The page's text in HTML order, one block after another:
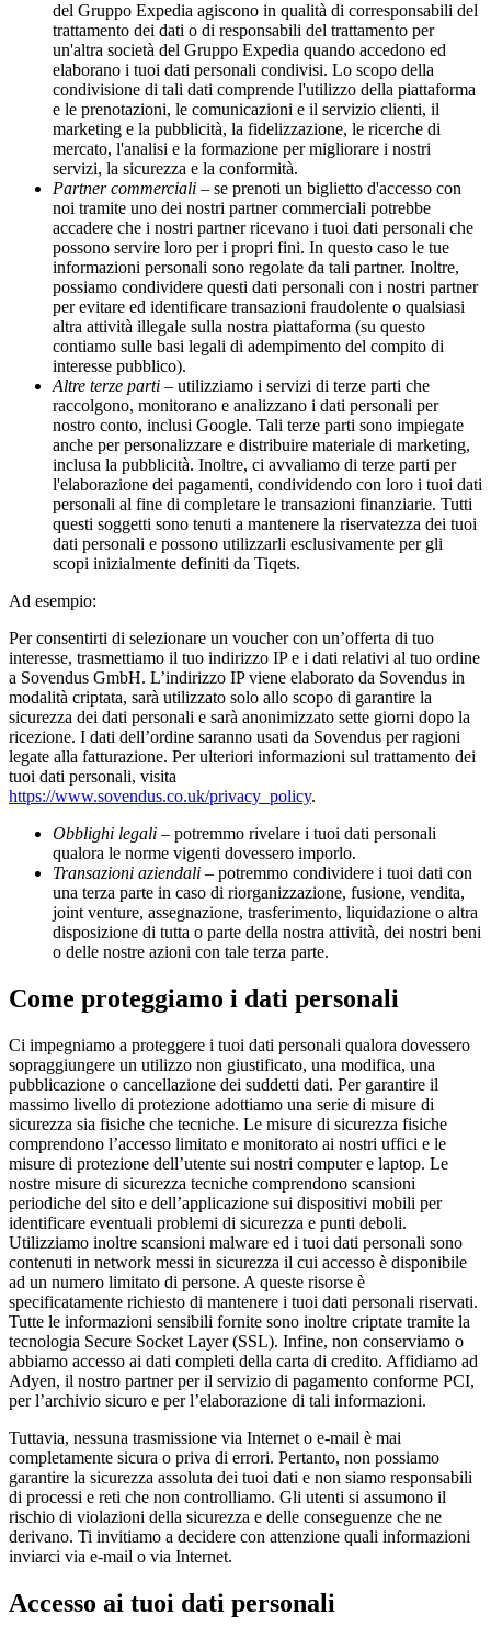
del Gruppo Expedia agiscono in qualità di corresponsabili del
trattamento dei dati o di responsabili del trattamento per
un'altra società del Gruppo Expedia quando accedono ed
elaborano i tuoi dati personali condivisi. Lo scopo della
condivisione di tali dati comprende l'utilizzo della piattaforma
e le prenotazioni, le comunicazioni e il servizio clienti, il
marketing e la pubblicità, la fidelizzazione, le ricerche di
mercato, l'analisi e la formazione per migliorare i nostri
servizi, la sicurezza e la conformità.
Partner commerciali – se prenoti un biglietto d'accesso con
noi tramite uno dei nostri partner commerciali potrebbe
accadere che i nostri partner ricevano i tuoi dati personali che
possono servire loro per i propri fini. In questo caso le tue
informazioni personali sono regolate da tali partner. Inoltre,
possiamo condividere questi dati personali con i nostri partner
per evitare ed identificare transazioni fraudolente o qualsiasi
altra attività illegale sulla nostra piattaforma (su questo
contiamo sulle basi legali di adempimento del compito di
interesse pubblico).
Altre terze parti – utilizziamo i servizi di terze parti che
raccolgono, monitorano e analizzano i dati personali per
nostro conto, inclusi Google. Tali terze parti sono impiegate
anche per personalizzare e distribuire materiale di marketing,
inclusa la pubblicità. Inoltre, ci avvaliamo di terze parti per
l'elaborazione dei pagamenti, condividendo con loro i tuoi dati
personali al fine di completare le transazioni finanziarie. Tutti
questi soggetti sono tenuti a mantenere la riservatezza dei tuoi
dati personali e possono utilizzarli esclusivamente per gli
scopi inizialmente definiti da Tiqets.
Ad esempio:
Per consentirti di selezionare un voucher con un’offerta di tuo
interesse, trasmettiamo il tuo indirizzo IP e i dati relativi al tuo ordine
a Sovendus GmbH. L’indirizzo IP viene elaborato da Sovendus in
modalità criptata, sarà utilizzato solo allo scopo di garantire la
sicurezza dei dati personali e sarà anonimizzato sette giorni dopo la
ricezione. I dati dell’ordine saranno usati da Sovendus per ragioni
legate alla fatturazione. Per ulteriori informazioni sul trattamento dei
tuoi dati personali, visita
https://www.sovendus.co.uk/privacy_policy.
Obblighi legali – potremmo rivelare i tuoi dati personali
qualora le norme vigenti dovessero imporlo.
Transazioni aziendali – potremmo condividere i tuoi dati con
una terza parte in caso di riorganizzazione, fusione, vendita,
joint venture, assegnazione, trasferimento, liquidazione o altra
disposizione di tutta o parte della nostra attività, dei nostri beni
o delle nostre azioni con tale terza parte.
Come proteggiamo i dati personali
Ci impegniamo a proteggere i tuoi dati personali qualora dovessero
sopraggiungere un utilizzo non giustificato, una modifica, una
pubblicazione o cancellazione dei suddetti dati. Per garantire il
massimo livello di protezione adottiamo una serie di misure di
sicurezza sia fisiche che tecniche. Le misure di sicurezza fisiche
comprendono l’accesso limitato e monitorato ai nostri uffici e le
misure di protezione dell’utente sui nostri computer e laptop. Le
nostre misure di sicurezza tecniche comprendono scansioni
periodiche del sito e dell’applicazione sui dispositivi mobili per
identificare eventuali problemi di sicurezza e punti deboli.
Utilizziamo inoltre scansioni malware ed i tuoi dati personali sono
contenuti in network messi in sicurezza il cui accesso è disponibile
ad un numero limitato di persone. A queste risorse è
specificatamente richiesto di mantenere i tuoi dati personali riservati.
Tutte le informazioni sensibili fornite sono inoltre criptate tramite la
tecnologia Secure Socket Layer (SSL). Infine, non conserviamo o
abbiamo accesso ai dati completi della carta di credito. Affidiamo ad
Adyen, il nostro partner per il servizio di pagamento conforme PCI,
per l’archivio sicuro e per l’elaborazione di tali informazioni.
Tuttavia, nessuna trasmissione via Internet o e-mail è mai
completamente sicura o priva di errori. Pertanto, non possiamo
garantire la sicurezza assoluta dei tuoi dati e non siamo responsabili
di processi e reti che non controlliamo. Gli utenti si assumono il
rischio di violazioni della sicurezza e delle conseguenze che ne
derivano. Ti invitiamo a decidere con attenzione quali informazioni
inviarci via e-mail o via Internet.
Accesso ai tuoi dati personali